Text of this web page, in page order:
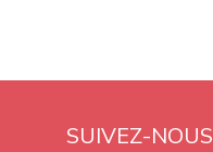
SUIVEZ-NOUS